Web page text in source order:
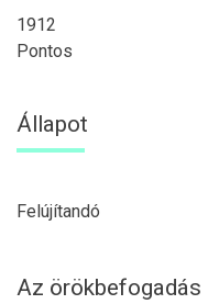
1912
Pontos
Állapot
Felújítandó
Az örökbefogadás